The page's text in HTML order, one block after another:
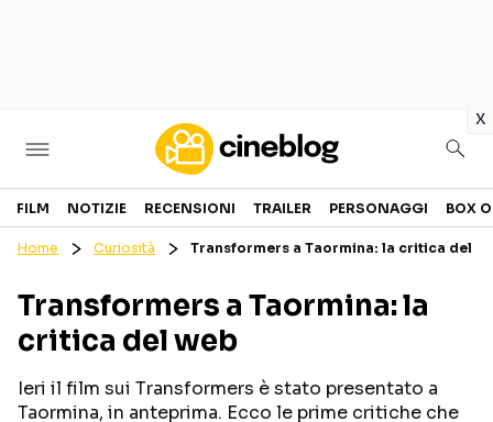
x
Cinema
GENERI
PERSONAGGI
CANALI STREAMING
Categorie
FILM NOTIZIE RECENSIONI TRAILER PERSONAGGI BOX
Home Curiosità Transformers a Taormina: la critica del
Transformers a Taormina: la
critica del web
Ieri il film sui Transformers è stato presentato a
Taormina, in anteprima. Ecco le prime critiche che